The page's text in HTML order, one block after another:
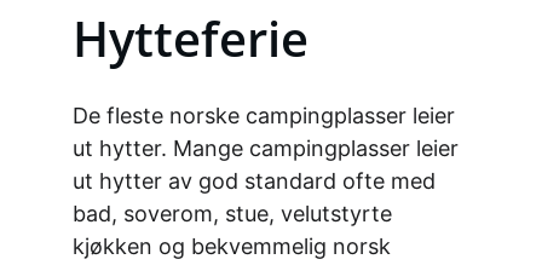
Hytteferie
De fleste norske campingplasser leier
ut hytter. Mange campingplasser leier
ut hytter av god standard ofte med
bad, soverom, stue, velutstyrte
kjøkken og bekvemmelig norsk